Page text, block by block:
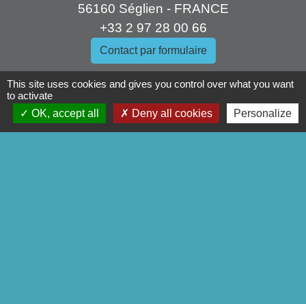
56160 Séglien - FRANCE
+33 2 97 28 00 66
Contact par formulaire
Liens
This site uses cookies and gives you control over what you want
to activate
OK, accept all
Deny all cookies Personalize